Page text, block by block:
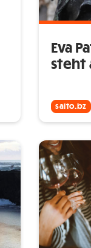
Eva
steht
salto.bz